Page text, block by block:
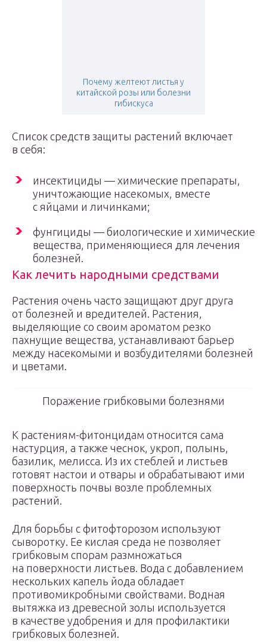
Почему желтеют листья у
китайской розы или болезни
гибискуса
Список средств защиты растений включает
в себя:
инсектициды — химические препараты,
уничтожающие насекомых, вместе
с яйцами и личинками;
фунгициды — биологические и химические
вещества, применяющиеся для лечения
болезней.
Как лечить народными средствами
Растения очень часто защищают друг друга
от болезней и вредителей. Растения,
выделяющие со своим ароматом резко
пахнущие вещества, устанавливают барьер
между насекомыми и возбудителями болезней
и цветами.
Поражение грибковыми болезнями
К растениям-фитонцидам относится сама
настурция, а также чеснок, укроп, полынь,
базилик, мелисса. Из их стеблей и листьев
готовят настои и отвары и обрабатывают ими
поверхность почвы возле проблемных
растений.
Для борьбы с фитофторозом используют
сыворотку. Ее кислая среда не позволяет
грибковым спорам размножаться
на поверхности листьев. Вода с добавлением
нескольких капель йода обладает
противомикробными свойствами. Водная
вытяжка из древесной золы используется
в качестве удобрения и для профилактики
грибковых болезней.